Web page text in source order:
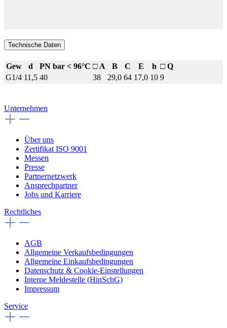
Technische Daten
Gew d PN bar < 96°C □ A B C E h □ Q
G1/4 11,5 40 38 29,0 64 17,0 10 9
Unternehmen
Über uns
Zertifikat ISO 9001
Messen
Presse
Partnernetzwerk
Ansprechpartner
Jobs und Karriere
Rechtliches
AGB
Allgemeine Verkaufsbedingungen
Allgemeine Einkaufsbedingungen
Datenschutz & Cookie-Einstellungen
Interne Meldestelle (HinSchG)
Impressum
Service